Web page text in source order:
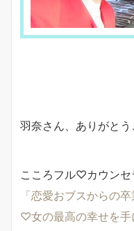
羽奈さん、ありがと
こころフル♡カウン
「恋愛おブスからの
♡女の最高の幸せを手